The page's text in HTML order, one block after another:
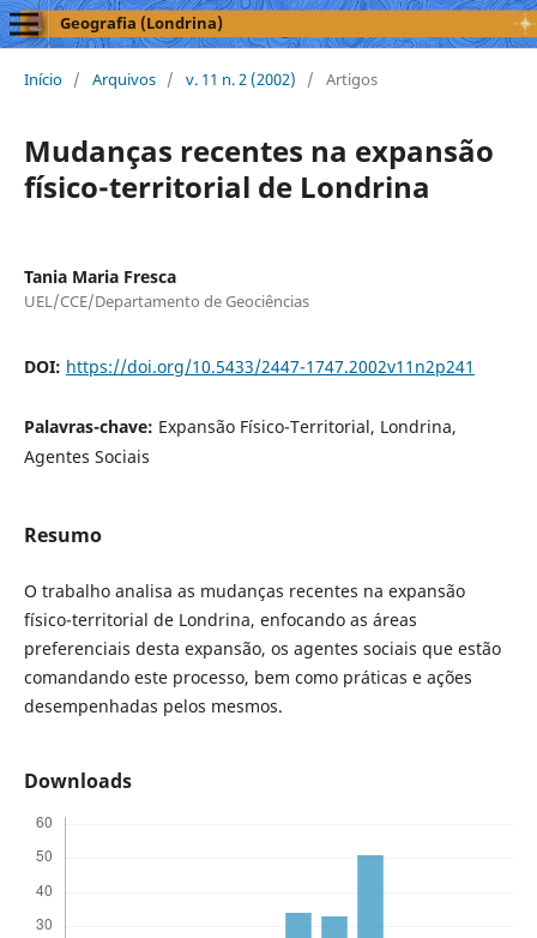
Geografia (Londrina)
Início / Arquivos / v. 11 n. 2 (2002) / Artigos
Mudanças recentes na expansão
físico-territorial de Londrina
Tania Maria Fresca
UEL/CCE/Departamento de Geociências
DOI: https://doi.org/10.5433/2447-1747.2002v11n2p241
Palavras-chave: Expansão Físico-Territorial, Londrina,
Agentes Sociais
Resumo
O trabalho analisa as mudanças recentes na expansão
físico-territorial de Londrina, enfocando as áreas
preferenciais desta expansão, os agentes sociais que estão
comandando este processo, bem como práticas e ações
desempenhadas pelos mesmos.
Downloads